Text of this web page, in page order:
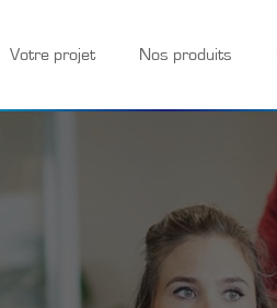
Votre projet Nos produits